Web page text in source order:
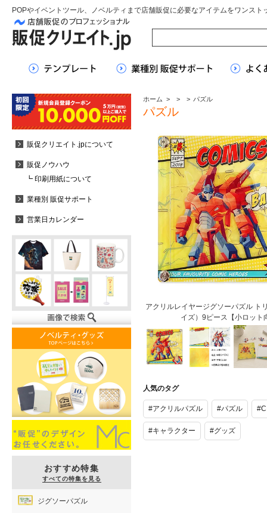
POPやイベントツール、ノベルティまで店舗販促に必要なアイテムをワンスト
ホーム > > > パズル
パズル
アクリルレイヤージグソーパズル ト
イズ）9ピース【小ロット
ヤージグソー
プルVer.
（CDサイ
ズ）9ピース
【小ロット向
プルVer.
（CDサイ
ズ）9ピース
【小ロット向
プル
（CDサ
ズ）9ピ
【小ロッ
人気のタグ
#アクリルパズル #パズル
#キャラクター #グッズ
販促クリエイト.jpについて
販促ノウハウ
┗ 印刷用紙について
業種別 販促サポート
営業日カレンダー
おすすめ特集
すべての特集を見る
ジグソーパズル